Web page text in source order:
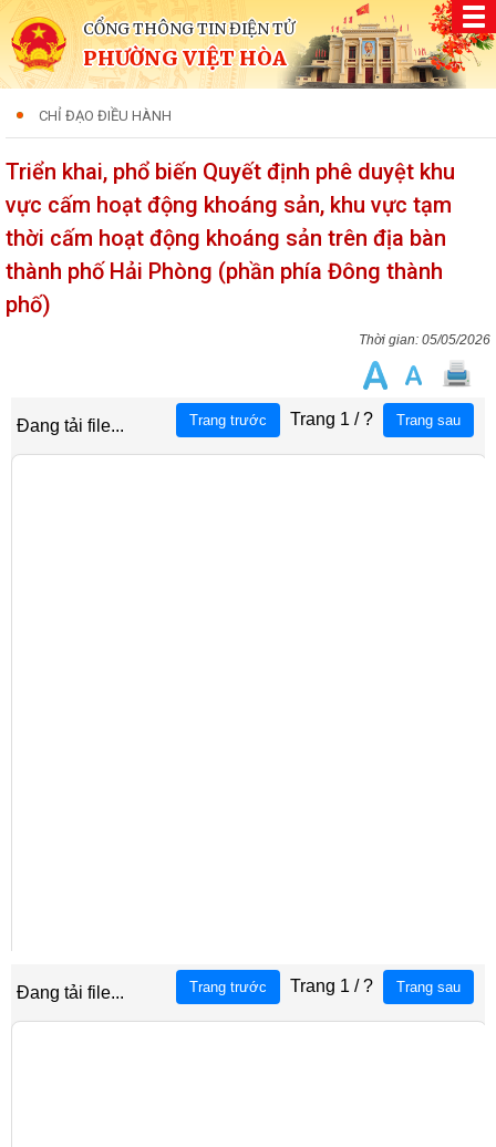
CỔNG THÔNG TIN ĐIỆN TỬ
PHƯỜNG VIỆT HÒA
CHỈ ĐẠO ĐIỀU HÀNH
Triển khai, phổ biến Quyết định phê duyệt khu
vực cấm hoạt động khoáng sản, khu vực tạm
thời cấm hoạt động khoáng sản trên địa bàn
thành phố Hải Phòng (phần phía Đông thành
phố)
05/05/2026